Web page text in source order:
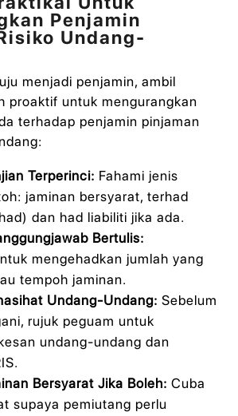
Penjamin
Undang-
menjadi penjamin, ambil
proaktif untuk mengurangkan
terhadap penjamin pinjaman
Terperinci: Fahami jenis
jaminan bersyarat, terhad
dan had liabiliti jika ada.
Bertulis:
mengehadkan jumlah yang
tempoh jaminan.
Undang-Undang: Sebelum
rujuk peguam untuk
undang-undang dan
Bersyarat Jika Boleh: Cuba
supaya pemiutang perlu